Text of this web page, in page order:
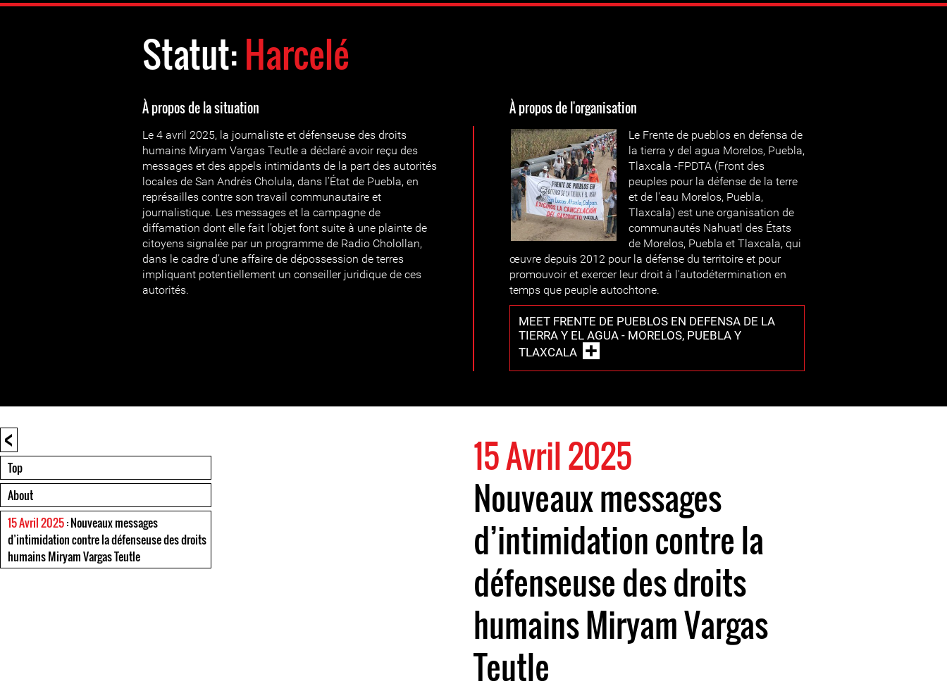
Statut:Harcelé
À propos de la situation
Le 4 avril 2025, la journaliste et défenseuse des droits
humains Miryam Vargas Teutle a déclaré avoir reçu des
messages et des appels intimidants de la part des autorités
locales de San Andrés Cholula, dans l’État de Puebla, en
représailles contre son travail communautaire et
journalistique. Les messages et la campagne de
diffamation dont elle fait l’objet font suite à une plainte de
citoyens signalée par un programme de Radio Cholollan,
dans le cadre d’une affaire de dépossession de terres
impliquant potentiellement un conseiller juridique de ces
autorités.
À propos de l'organisation
Le Frente de pueblos en defensa de
la tierra y del agua Morelos, Puebla,
Tlaxcala -FPDTA (Front des
peuples pour la défense de la terre
et de l'eau Morelos, Puebla,
Tlaxcala) est une organisation de
communautés Nahuatl des États
de Morelos, Puebla et Tlaxcala, qui
œuvre depuis 2012 pour la défense du territoire et pour
promouvoir et exercer leur droit à l'autodétermination en
temps que peuple autochtone.
MEET FRENTE DE PUEBLOS EN DEFENSA DE LA
TIERRA Y EL AGUA - MORELOS, PUEBLA Y
TLAXCALA
<
Top
About
15 Avril 2025: Nouveaux messages
d’intimidation contre la défenseuse des droits
humains Miryam Vargas Teutle
15 Avril 2025
Nouveaux messages
d’intimidation contre la
défenseuse des droits
humains Miryam Vargas
Teutle